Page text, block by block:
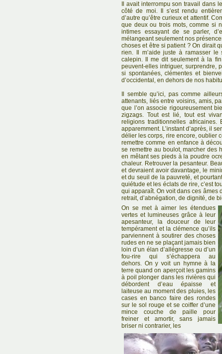
Il avait interrompu son travail dans
côté de moi. Il s’est rendu
d’autre qu’être curieux et attentif.
que deux ou trois mots, comme si
intimes essayant de se parler,
mélangeant seulement nos
choses et être si patient ? On dirait
rien. Il m’aide juste à ramasser
calepin. Il me dit seulement à la
peuvent-elles intriguer, surprendre,
si spontanées, clémentes et
d’occidental, en dehors de nos
Il semble qu’ici, pas comme
attenants, liés entre voisins, amis,
que l’on associe rigoureusement
zigzags. Tout est lié, tout est
religions traditionnelles
apparemment. L’instant d’après, il
délier les corps, rire encore, oublier
remettre comme en enfance à
se remettre au boulot, marcher des
en mêlant ses pieds à la poudre
chaleur. Retrouver la pesanteur.
et devraient avoir davantage, le
et du seuil de la pauvreté, et
quiétude et les éclats de rire, c’est
qui apparaît. On voit dans ces âmes
retrait, d’abnégation, de dignité, de
On se met à aimer les étendues
vertes et lumineuses grâce à leur
apesanteur, la douceur de leur
tempérament et la clémence qu’ils
parviennent à soutirer des choses
rudes en ne se plaçant jamais bien
loin d’un élan d’allégresse ou d’un
fou-rire qui s’échappera au
dehors. On y voit un hymne à la
terre quand on aperçoit les gamins
à poil plonger dans les rivières qui
débordent d’eau épaisse et
laiteuse au moment des pluies, les
cases en banco faire des rondes
sur le sol rouge et se coiffer d’une
mince couche de paille pour
freiner et amortir, sans jamais
briser ni contrarier, les